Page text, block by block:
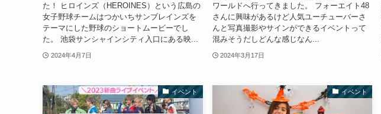
た！ ヒロインズ（HEROINES）という広島の
女子野球チームはつかいちサンブレインズを
テーマにした野球のショートムービーでし
た。 池袋サンシャインシティ入口にある映...
2024年4月7日
ワールドへ行ってきました。 フォーエイト48
さんに興味があるけど人気ユーチューバーさ
んと写真撮影やサインができるイベントって
混みそうだしどんな感じなん...
2024年3月17日
イベント イベント